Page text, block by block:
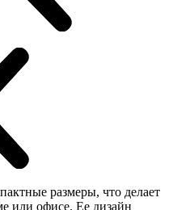
размеры, что делает
или офисе. Ее дизайн